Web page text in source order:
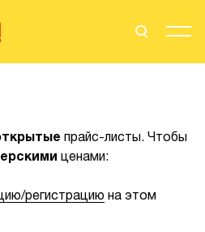
прайс-листы. Чтобы
ценами:
регистрацию на этом